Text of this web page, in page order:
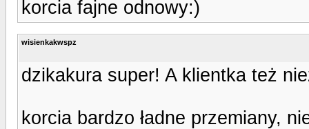
korcia fajne odnowy:)
wisienkakwspz
dzikakura super! A klientka też
korcia bardzo ładne przemiany,